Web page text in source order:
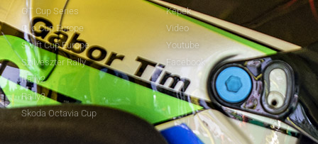
GT Cup Series
Clio Cup Europe
Swift Cup Europe
Szilveszter Rally
Rally2
Rally3
Skoda Octavia Cup
Képek
Video
Youtube
Facebook